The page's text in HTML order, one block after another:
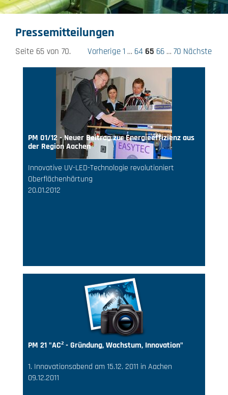
Pressemitteilungen
Seite 65 von 70. Vorherige1 … 64 65 66 … 70 Nächste
PM 01/12 - Neuer Beitrag zur Energieeffizienz aus
der Region Aachen
Innovative UV-LED-Technologie revolutioniert
Oberflächenhärtung
20.01.2012
PM 21 "AC² - Gründung, Wachstum, Innovation"
1. Innovationsabend am 15.12. 2011 in Aachen
09.12.2011